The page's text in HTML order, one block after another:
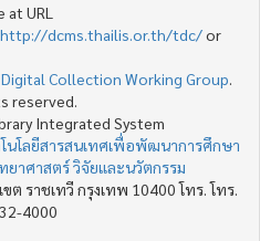
URL
http://dcms.thailis.or.th/tdc/or
Digital Collection Working Group
reserved.
Integrated System
นโลยีสารสนเทศเพื่อพัฒนาการศึกษา
ยาศาสตร์ วิจัยและนวัตกรรม
ราชเทวี กรุงเทพ 10400 โทร. โทร.
4000